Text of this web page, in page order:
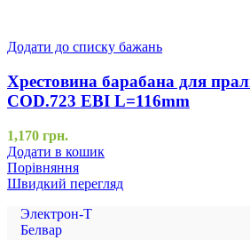
Додати до списку бажань
Хрестовина барабана для
COD.723 EBI L=116mm
1,170 грн.
Додати в кошик
Порівняння
Швидкий перегляд
Электрон-Т
Белвар